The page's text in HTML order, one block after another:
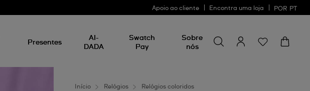
Apoio ao cliente Encontra uma loja POR PT
Presentes
AI-
DADA
Swatch
Pay
Sobre
nós
por
algo
Início Relógios Relógios coloridos